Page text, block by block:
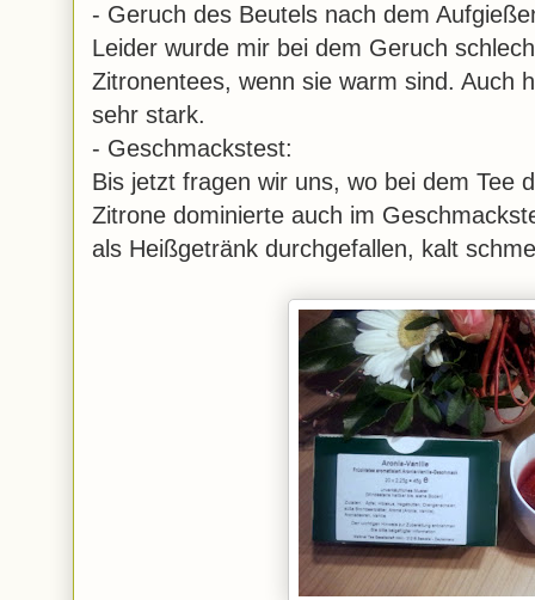
- Geruch des Beutels nach dem
Leider wurde mir bei dem Geruch
Zitronentees, wenn sie warm sind. Auch
sehr stark.
- Geschmackstest:
Bis jetzt fragen wir uns, wo bei dem Tee
Zitrone dominierte auch im
als Heißgetränk durchgefallen, kalt